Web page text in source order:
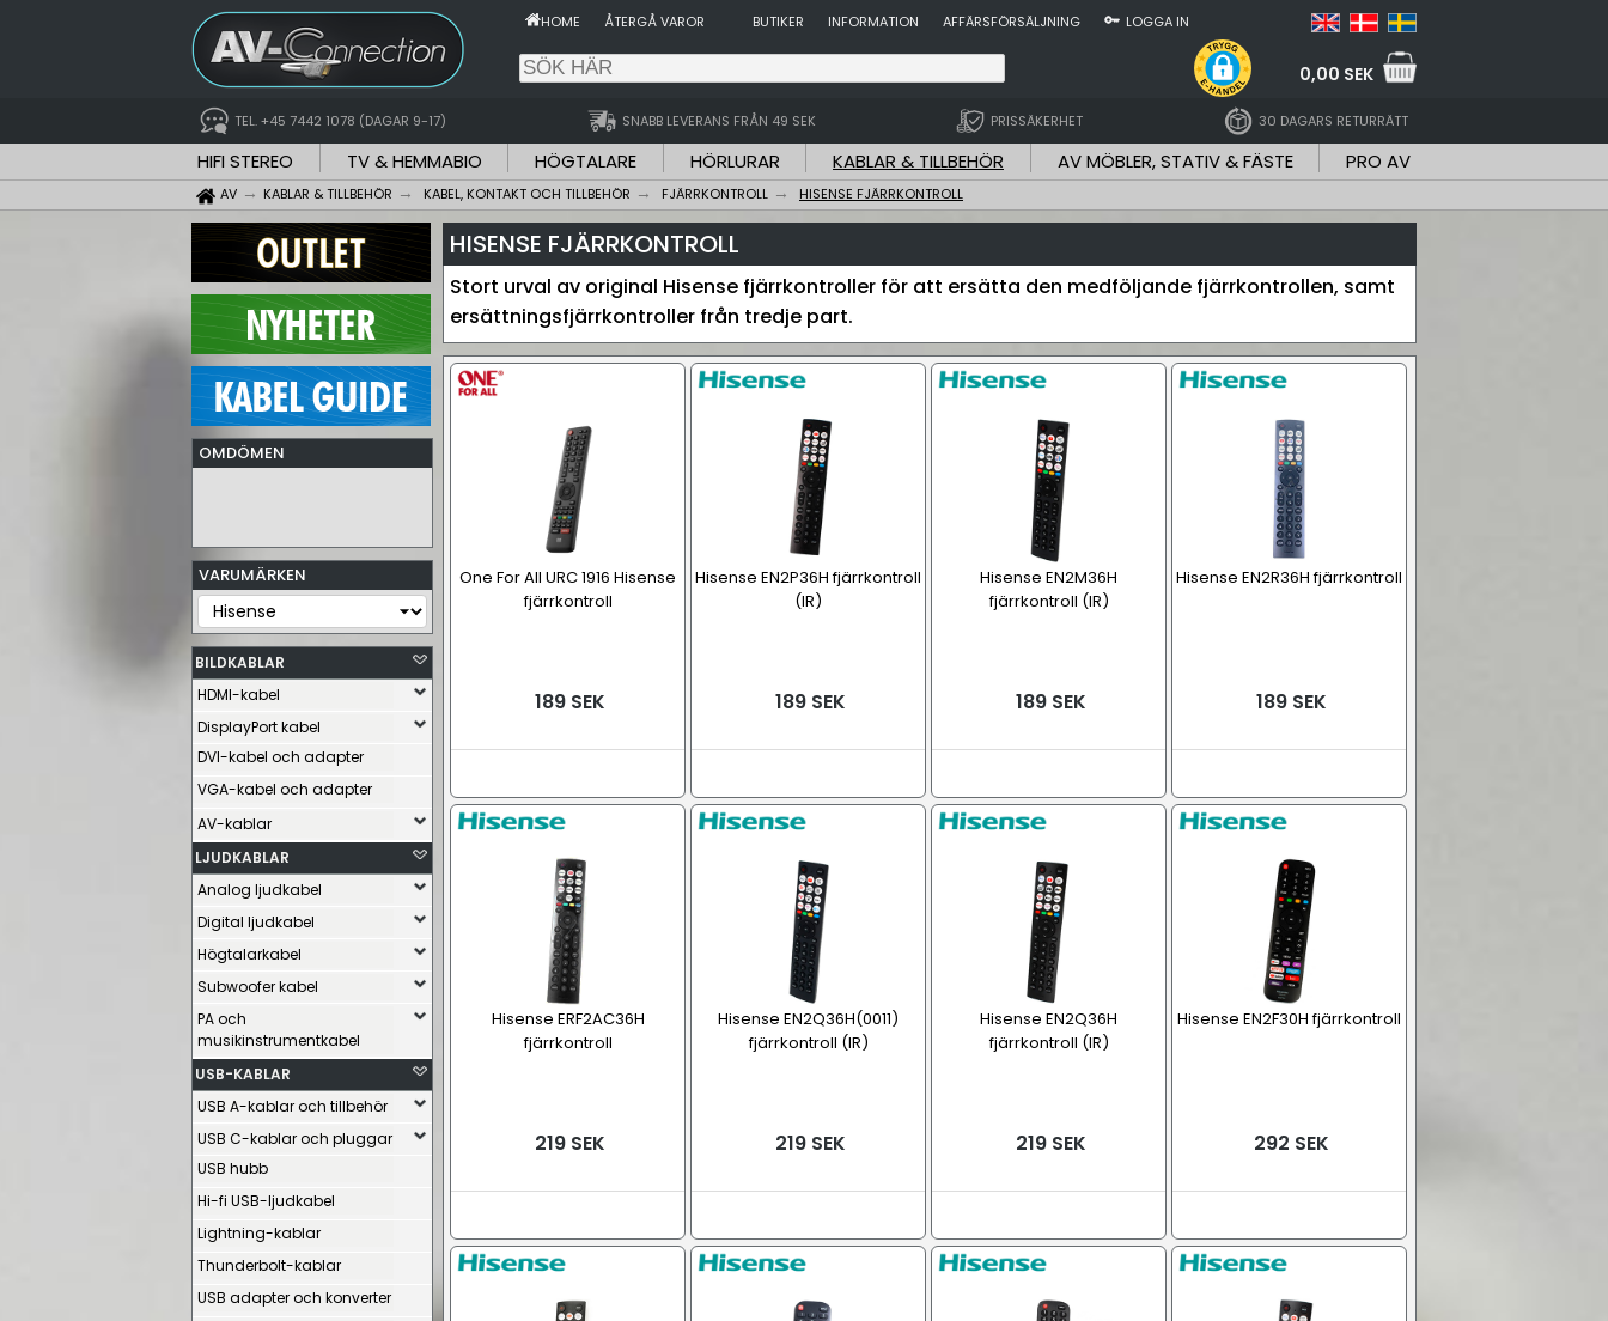
HOME ÅTERGÅ VAROR BUTIKER INFORMATION AFFÄRSFÖRSÄLJNING LOGGA IN
0,00 SEK
TEL. +45 7442 1078 (DAGAR 9-17) SNABB LEVERANS FRÅN 49 SEK PRISSÄKERHET 30 DAGARS RETURRÄTT
HIFI STEREO TV & HEMMABIO HÖGTALARE HÖRLURAR KABLAR & TILLBEHÖR AV MÖBLER, STATIV & FÄSTE PRO AV
AV KABLAR & TILLBEHÖR KABEL, KONTAKT OCH TILLBEHÖR FJÄRRKONTROLL HISENSE FJÄRRKONTROLL
OMDÖMEN
VARUMÄRKEN
BILDKABLAR
HDMI-kabel
DisplayPort kabel
DVI-kabel och adapter
VGA-kabel och adapter
AV-kablar
LJUDKABLAR
Analog ljudkabel
Digital ljudkabel
Högtalarkabel
Subwoofer kabel
PA och
musikinstrumentkabel
USB-KABLAR
USB A-kablar och tillbehör
USB C-kablar och pluggar
USB hubb
Hi-fi USB-ljudkabel
Lightning-kablar
Thunderbolt-kablar
USB adapter och konverter
HISENSE FJÄRRKONTROLL
Stort urval av original Hisense fjärrkontroller för att ersätta den medföljande fjärrkontrollen, samt
ersättningsfjärrkontroller från tredje part.
One For All URC 1916 Hisense
fjärrkontroll
189 SEK
Hisense EN2P36H fjärrkontroll
(IR)
189 SEK
Hisense EN2M36H
fjärrkontroll (IR)
189 SEK
Hisense EN2R36H fjärrkontroll
189 SEK
Hisense ERF2AC36H
fjärrkontroll
219 SEK
Hisense EN2Q36H(0011)
fjärrkontroll (IR)
219 SEK
Hisense EN2Q36H
fjärrkontroll (IR)
219 SEK
Hisense EN2F30H fjärrkontroll
292 SEK